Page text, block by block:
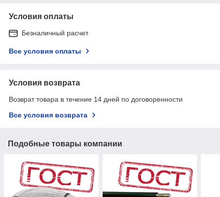
Условия оплаты
Безналичный расчет
Все условия оплаты
Условия возврата
Возврат товара в течение 14 дней по договоренности
Все условия возврата
Подобные товары компании